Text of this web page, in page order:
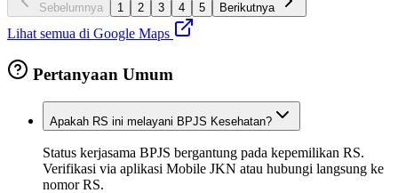
Sebelumnya 1 2 3 4 5 Berikutnya
Lihat semua di Google Maps
Pertanyaan Umum
Apakah RS ini melayani BPJS Kesehatan?
Status kerjasama BPJS bergantung pada kepemilikan RS.
Verifikasi via aplikasi Mobile JKN atau hubungi langsung ke
nomor RS.